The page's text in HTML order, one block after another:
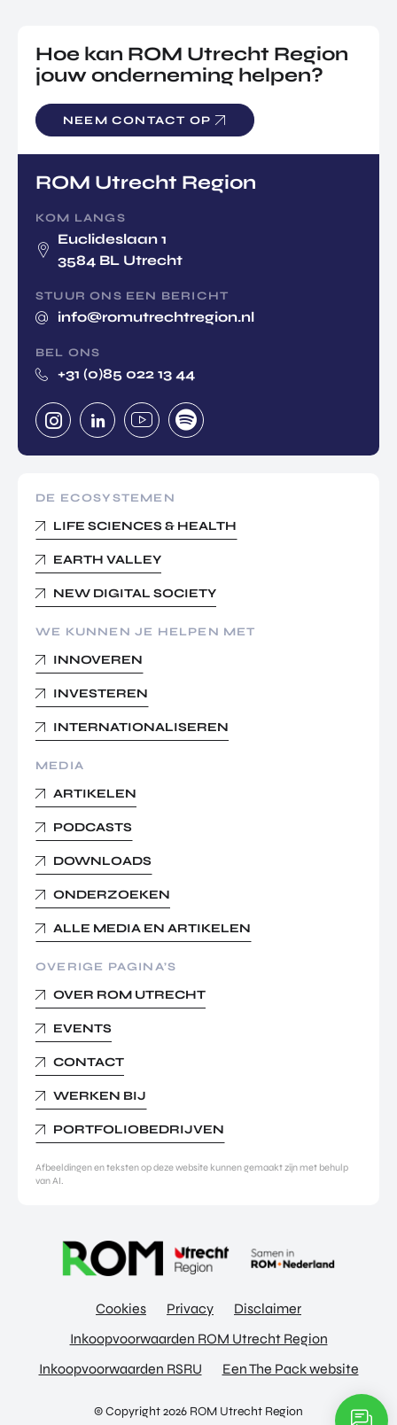
Hoe kan ROM Utrecht Region
jouw onderneming helpen?
NEEM CONTACT OP
ROM Utrecht Region
KOM LANGS
Euclideslaan 1
3584 BL Utrecht
STUUR ONS EEN BERICHT
info@romutrechtregion.nl
BEL ONS
+31 (0)85 022 13 44
DE ECOSYSTEMEN
LIFE SCIENCES & HEALTH
EARTH VALLEY
NEW DIGITAL SOCIETY
WE KUNNEN JE HELPEN MET
INNOVEREN
INVESTEREN
INTERNATIONALISEREN
MEDIA
ARTIKELEN
PODCASTS
DOWNLOADS
ONDERZOEKEN
ALLE MEDIA EN ARTIKELEN
OVERIGE PAGINA’S
OVER ROM UTRECHT
EVENTS
CONTACT
WERKEN BIJ
PORTFOLIOBEDRIJVEN
Afbeeldingen en teksten op deze website kunnen gemaakt zijn met behulp
van AI.
Cookies Privacy
Disclaimer
Inkoopvoorwaarden ROM Utrecht Region
Inkoopvoorwaarden RSRU
Een The Pack website
© Copyright 2026 ROM Utrecht Region